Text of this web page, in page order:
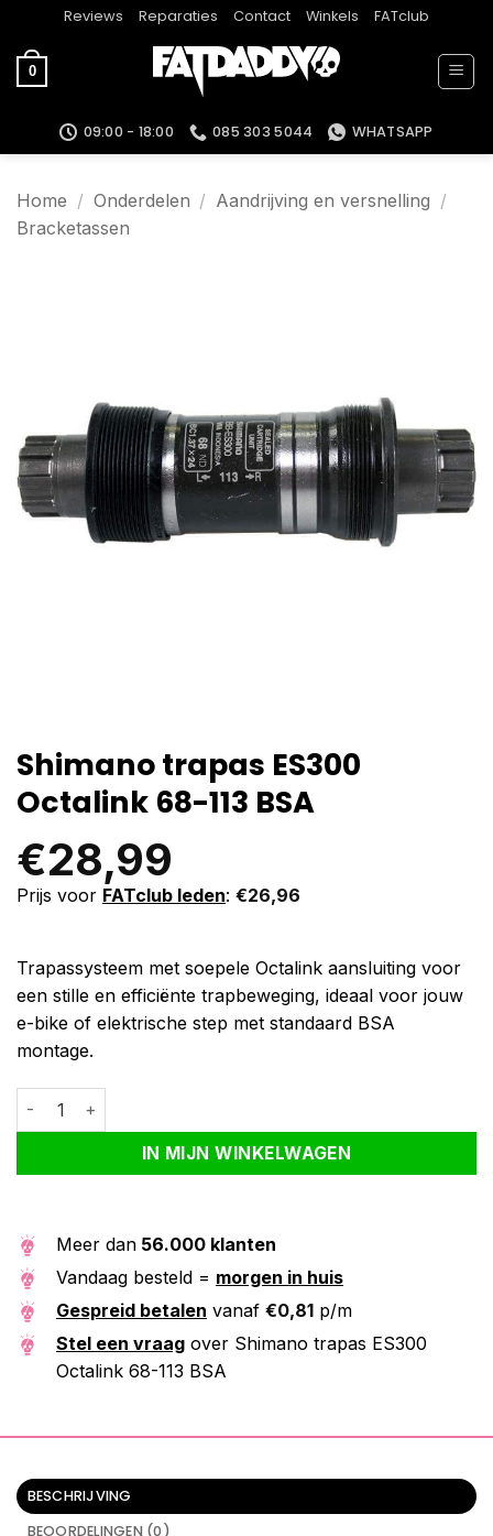
inhoud
Reviews Reparaties Contact Winkels FATclub
0
09:00 - 18:00 085 303 5044 WHATSAPP
Home / Onderdelen / Aandrijving en versnelling /
Bracketassen
Shimano trapas ES300
Octalink 68-113 BSA
€28,99
Prijs voor FATclub leden: €26,96
Trapassysteem met soepele Octalink aansluiting voor
een stille en efficiënte trapbeweging, ideaal voor jouw
e-bike of elektrische step met standaard BSA
montage.
Shimano trapas ES300 Octalink 68-113 BSA aantal
IN MIJN WINKELWAGEN
Alternative:
Meer dan 56.000 klanten
Vandaag besteld = morgen in huis
Gespreid betalen vanaf €0,81 p/m
Stel een vraag over Shimano trapas ES300
Octalink 68-113 BSA
BESCHRIJVING
BEOORDELINGEN (0)